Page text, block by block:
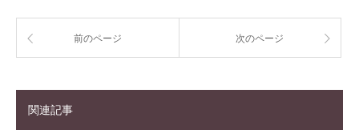
前のページ 次のページ
関連記事